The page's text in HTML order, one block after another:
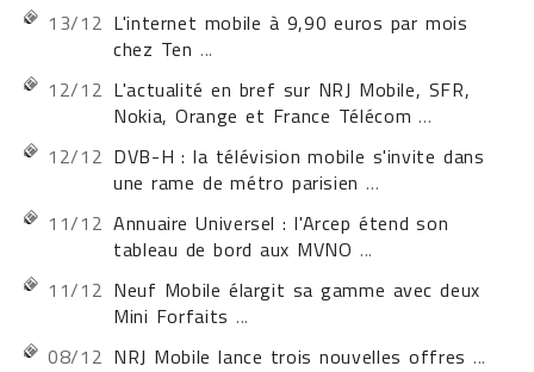
13/12 L'internet mobile à 9,90 euros par mois
chez Ten ...
12/12 L'actualité en bref sur NRJ Mobile, SFR,
Nokia, Orange et France Télécom ...
12/12 DVB-H : la télévision mobile s'invite dans
une rame de métro parisien ...
11/12 Annuaire Universel : l'Arcep étend son
tableau de bord aux MVNO ...
11/12 Neuf Mobile élargit sa gamme avec deux
Mini Forfaits ...
08/12 NRJ Mobile lance trois nouvelles offres ...